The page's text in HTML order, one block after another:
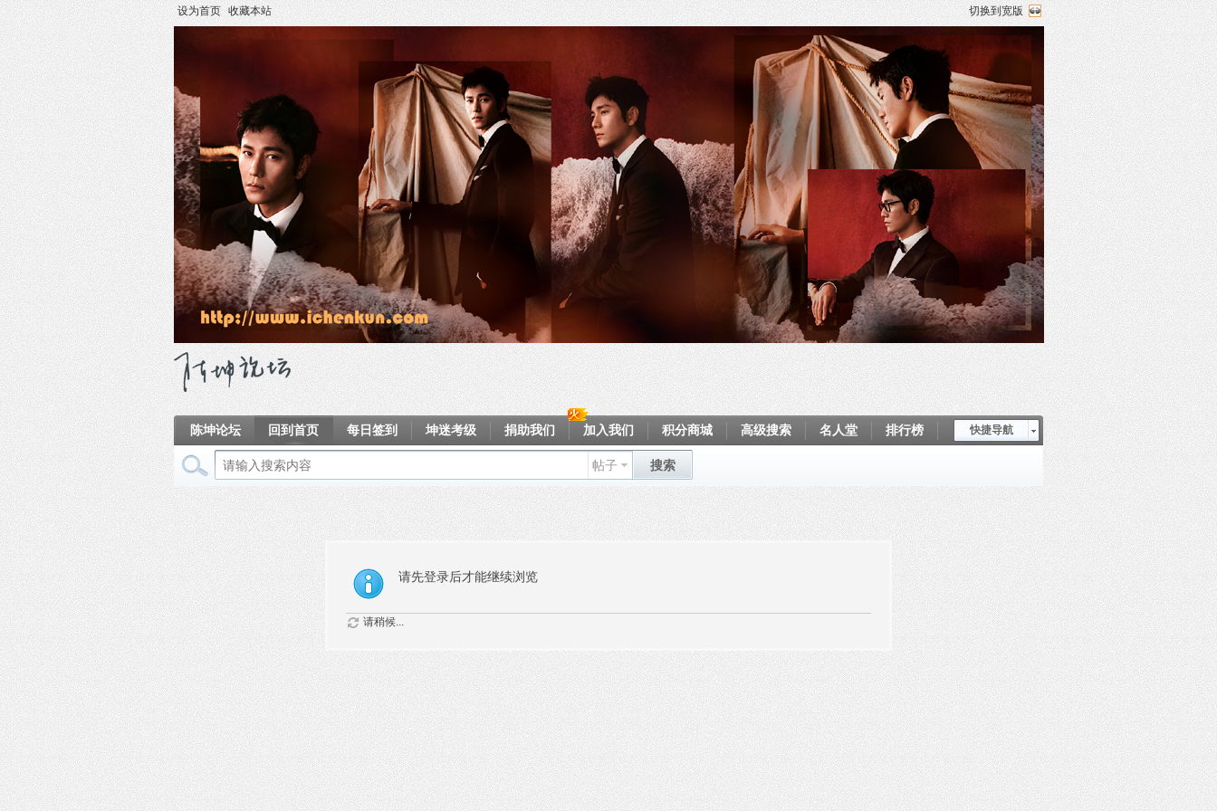
设为首页 收藏本站 切换到宽版
快捷导航
陈坤论坛 回到首页 每日签到 坤迷考级 捐助我们 加入我们 积分商城 高级搜索 名人堂
排行榜
帖子 搜索
请先登录后才能继续浏览
请稍候...